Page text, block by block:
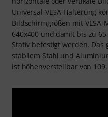
Universal-VESA-Halterung
Bildschirmgrößen mit VESA-
640x400 und damit bis zu
Stativ befestigt werden. Das
stabilem Stahl und
ist höhenverstellbar von